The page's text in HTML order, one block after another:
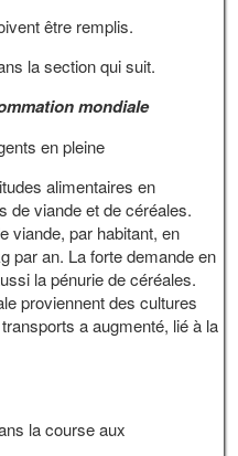
être remplis.
la section qui suit.
mondiale
en pleine
alimentaires en
de viande et de céréales.
viande, par habitant, en
par an. La forte demande en
la pénurie de céréales.
proviennent des cultures
a augmenté, lié à la
la course aux